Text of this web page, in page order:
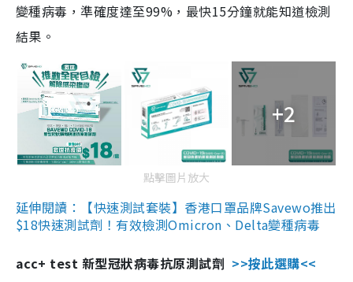
變種病毒，準確度達至99%，最快15分鐘就能知道檢測
結果。
+2
點擊圖片放大
延伸閱讀：【快速測試套裝】香港口罩品牌Savewo推出
$18快速測試劑！有效檢測Omicron、Delta變種病毒
acc+ test 新型冠狀病毒抗原測試劑 >>按此選購<<